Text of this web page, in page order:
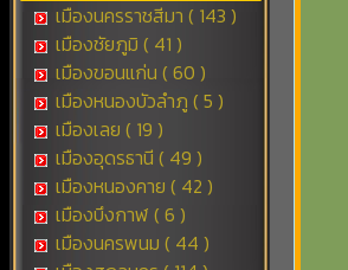
เมืองนครราชสีมา ( 143 )
เมืองชัยภูมิ ( 41 )
เมืองขอนแก่น ( 60 )
เมืองหนองบัวลำภู ( 5 )
เมืองเลย ( 19 )
เมืองอุดรธานี ( 49 )
เมืองหนองคาย ( 42 )
เมืองบึงกาฬ ( 6 )
เมืองนครพนม ( 44 )